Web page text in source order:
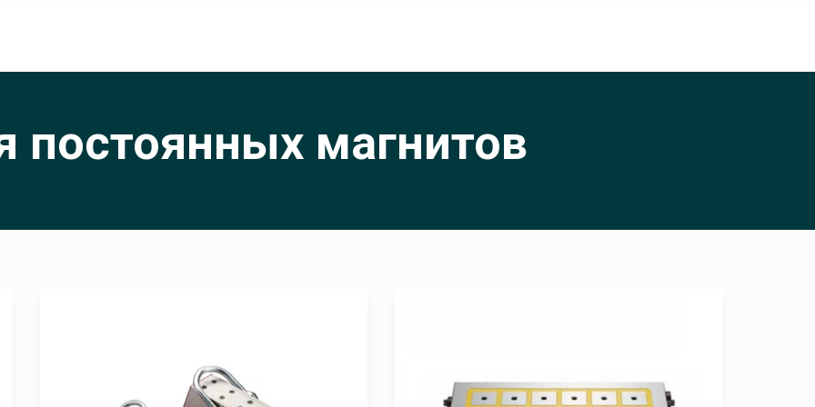
постоянных магнитов